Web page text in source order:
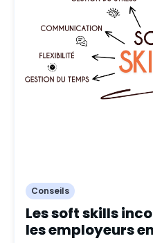
Conseils
Les soft skills
les employeurs